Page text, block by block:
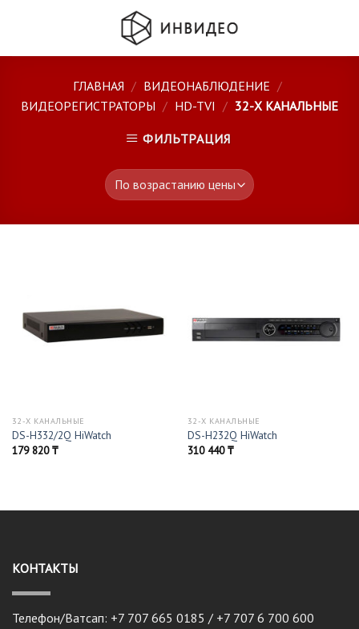
ГЛАВНАЯ / ВИДЕОНАБЛЮДЕНИЕ /
ВИДЕОРЕГИСТРАТОРЫ / HD-TVI / 32-Х КАНАЛЬНЫЕ
ФИЛЬТРАЦИЯ
32-Х КАНАЛЬНЫЕ
DS-H332/2Q HiWatch
179 820₸
32-Х КАНАЛЬНЫЕ
DS-H232Q HiWatch
310 440₸
КОНТАКТЫ
Телефон/Ватсап: +7 707 665 0185 / +7 707 6 700 600